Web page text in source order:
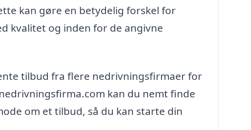
kan gøre en betydelig forskel for
kvalitet og inden for de angivne
tilbud fra flere nedrivningsfirmaer for
kan du nemt finde
om et tilbud, så du kan starte din